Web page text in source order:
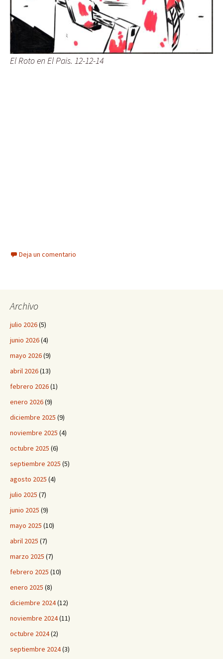
El Roto en El Pais. 12-12-14
Deja un comentario
Archivo
julio 2026(5)
junio 2026(4)
mayo 2026(9)
abril 2026(13)
febrero 2026(1)
enero 2026(9)
diciembre 2025 (9)
noviembre 2025 (4)
octubre 2025 (6)
septiembre 2025 (5)
agosto 2025 (4)
julio 2025 (7)
junio 2025 (9)
mayo 2025 (10)
abril 2025 (7)
marzo 2025 (7)
febrero 2025 (10)
enero 2025 (8)
diciembre 2024(12)
noviembre 2024(11)
octubre 2024(2)
septiembre 2024(3)